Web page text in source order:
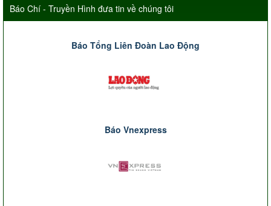
Báo Chí - Truyền Hình đưa tin về chúng tôi
Báo Tổng Liên Đoàn Lao Động
Báo Vnexpress